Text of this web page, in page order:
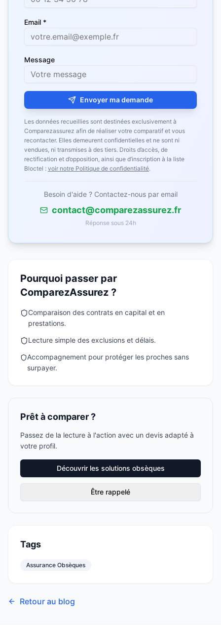
Email *
Message
Envoyer ma demande
Les données recueillies sont destinées exclusivement à
Comparezassurez afin de réaliser votre comparatif et vous
recontacter. Elles demeurent confidentielles et ne sont ni
vendues, ni transmises à des tiers. Droits d’accès, de
rectification et d’opposition, ainsi que d’inscription à la liste
Bloctel : voir notre Politique de confidentialité.
Besoin d'aide ? Contactez-nous par email
contact@comparezassurez.fr
Réponse sous 24h
Pourquoi passer par
ComparezAssurez ?
Comparaison des contrats en capital et en
prestations.
Lecture simple des exclusions et délais.
Accompagnement pour protéger les proches sans
surpayer.
Prêt à comparer ?
Passez de la lecture à l'action avec un devis adapté à
votre profil.
Découvrir les solutions obsèques
Être rappelé
Tags
Assurance Obsèques
Retour au blog